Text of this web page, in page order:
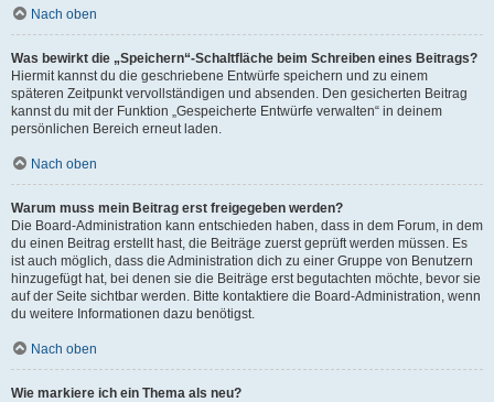
Nach oben
Was bewirkt die „Speichern“-Schaltfläche beim Schreiben eines Beitrags?
Hiermit kannst du die geschriebene Entwürfe speichern und zu einem
späteren Zeitpunkt vervollständigen und absenden. Den gesicherten Beitrag
kannst du mit der Funktion „Gespeicherte Entwürfe verwalten“ in deinem
persönlichen Bereich erneut laden.
Nach oben
Warum muss mein Beitrag erst freigegeben werden?
Die Board-Administration kann entschieden haben, dass in dem Forum, in dem
du einen Beitrag erstellt hast, die Beiträge zuerst geprüft werden müssen. Es
ist auch möglich, dass die Administration dich zu einer Gruppe von Benutzern
hinzugefügt hat, bei denen sie die Beiträge erst begutachten möchte, bevor sie
auf der Seite sichtbar werden. Bitte kontaktiere die Board-Administration, wenn
du weitere Informationen dazu benötigst.
Nach oben
Wie markiere ich ein Thema als neu?